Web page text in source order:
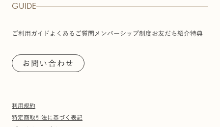
GUIDE
ご利用ガイド よくあるご質問 メンバーシップ制度お友だち紹介特典
お問い合わせ
利用規約
特定商取引法に基づく表記